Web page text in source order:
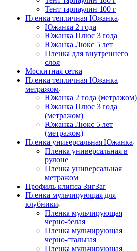
Тент тарпаулин 100 г
Пленка тепличная Южанка
Южанка 2 года
Южанка Плюс 3 года
Южанка Люкс 5 лет
Пленка для внутреннего
слоя
Москитная сетка
Пленка тепличная Южанка
метражом
Южанка 2 года (метражом)
Южанка Плюс 3 года
(метражом)
Южанка Люкс 5 лет
(метражом)
Пленка универсальная Южанка
Пленка универсальная в
рулоне
Пленка универсальная
метражом
Профиль клипса ЗигЗаг
Пленка мульчирующая для
клубники
Пленка мульчирующая
черно-белая
Пленка мульчирующая
черно-стальная
Пленка мульчирующая